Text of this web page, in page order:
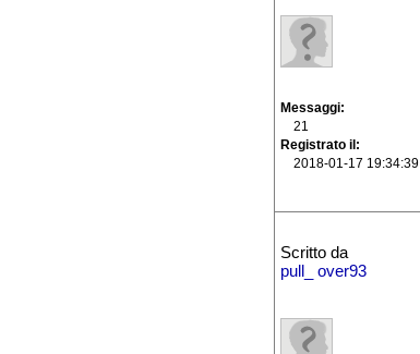
Messaggi
21
Registrato il
2018-01-17 19:34:39
Scritto da
pull_ over93